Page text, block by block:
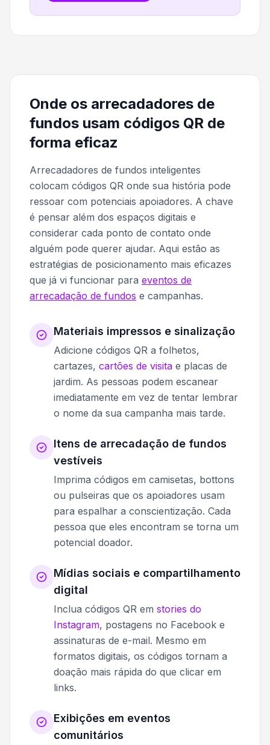
Onde os arrecadadores de
fundos usam códigos QR de
forma eficaz
Arrecadadores de fundos inteligentes
colocam códigos QR onde sua história pode
ressoar com potenciais apoiadores. A chave
é pensar além dos espaços digitais e
considerar cada ponto de contato onde
alguém pode querer ajudar. Aqui estão as
estratégias de posicionamento mais eficazes
que já vi funcionar para eventos de
arrecadação de fundos e campanhas.
Materiais impressos e sinalização
Adicione códigos QR a folhetos,
cartazes, cartões de visita e placas de
jardim. As pessoas podem escanear
imediatamente em vez de tentar lembrar
o nome da sua campanha mais tarde.
Itens de arrecadação de fundos
vestíveis
Imprima códigos em camisetas, bottons
ou pulseiras que os apoiadores usam
para espalhar a conscientização. Cada
pessoa que eles encontram se torna um
potencial doador.
Mídias sociais e compartilhamento
digital
Inclua códigos QR em stories do
Instagram, postagens no Facebook e
assinaturas de e-mail. Mesmo em
formatos digitais, os códigos tornam a
doação mais rápida do que clicar em
links.
Exibições em eventos
comunitários